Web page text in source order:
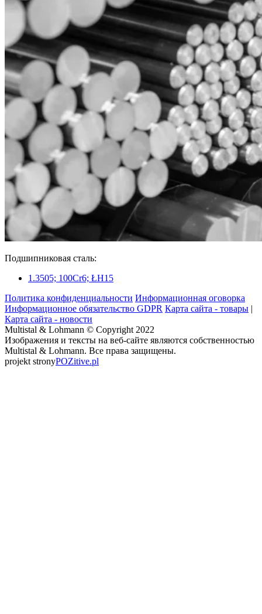
Подшипниковая сталь:
1.3505; 100Cr6; ŁH15
Политика конфиденциальности Информационная оговорка
Информационное обязательство GDPR Карта сайта - товары |
Карта сайта - новости
Multistal & Lohmann © Copyright 2022
Изображения и тексты на веб-сайте являются собственностью
Multistal & Lohmann. Все права защищены.
projekt stronyPOZitive.pl